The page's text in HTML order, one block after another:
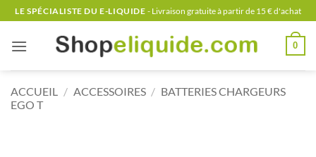
Passer
au
contenu
LE SPÉCIALISTE DU E-LIQUIDE - Livraison gratuite à partir de 15 € d'achat
0
ACCUEIL / ACCESSOIRES / BATTERIES CHARGEURS
EGO T